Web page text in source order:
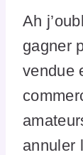
Ah
gagner
vendue
annuler